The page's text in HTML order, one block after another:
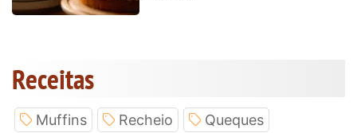
Receitas
Muffins Recheio
Queques